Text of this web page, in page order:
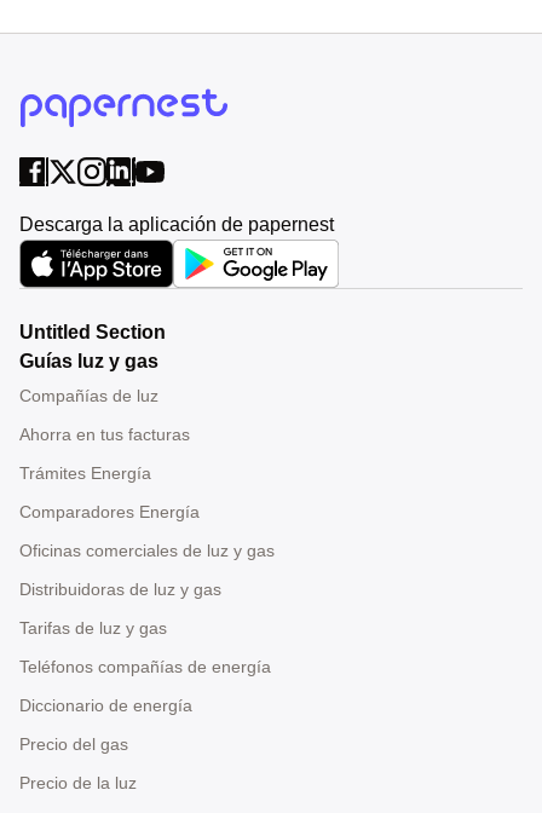
Descarga la aplicación de papernest
Untitled Section
Guías luz y gas
Compañías de luz
Ahorra en tus facturas
Trámites Energía
Comparadores Energía
Oficinas comerciales de luz y gas
Distribuidoras de luz y gas
Tarifas de luz y gas
Teléfonos compañías de energía
Diccionario de energía
Precio del gas
Precio de la luz